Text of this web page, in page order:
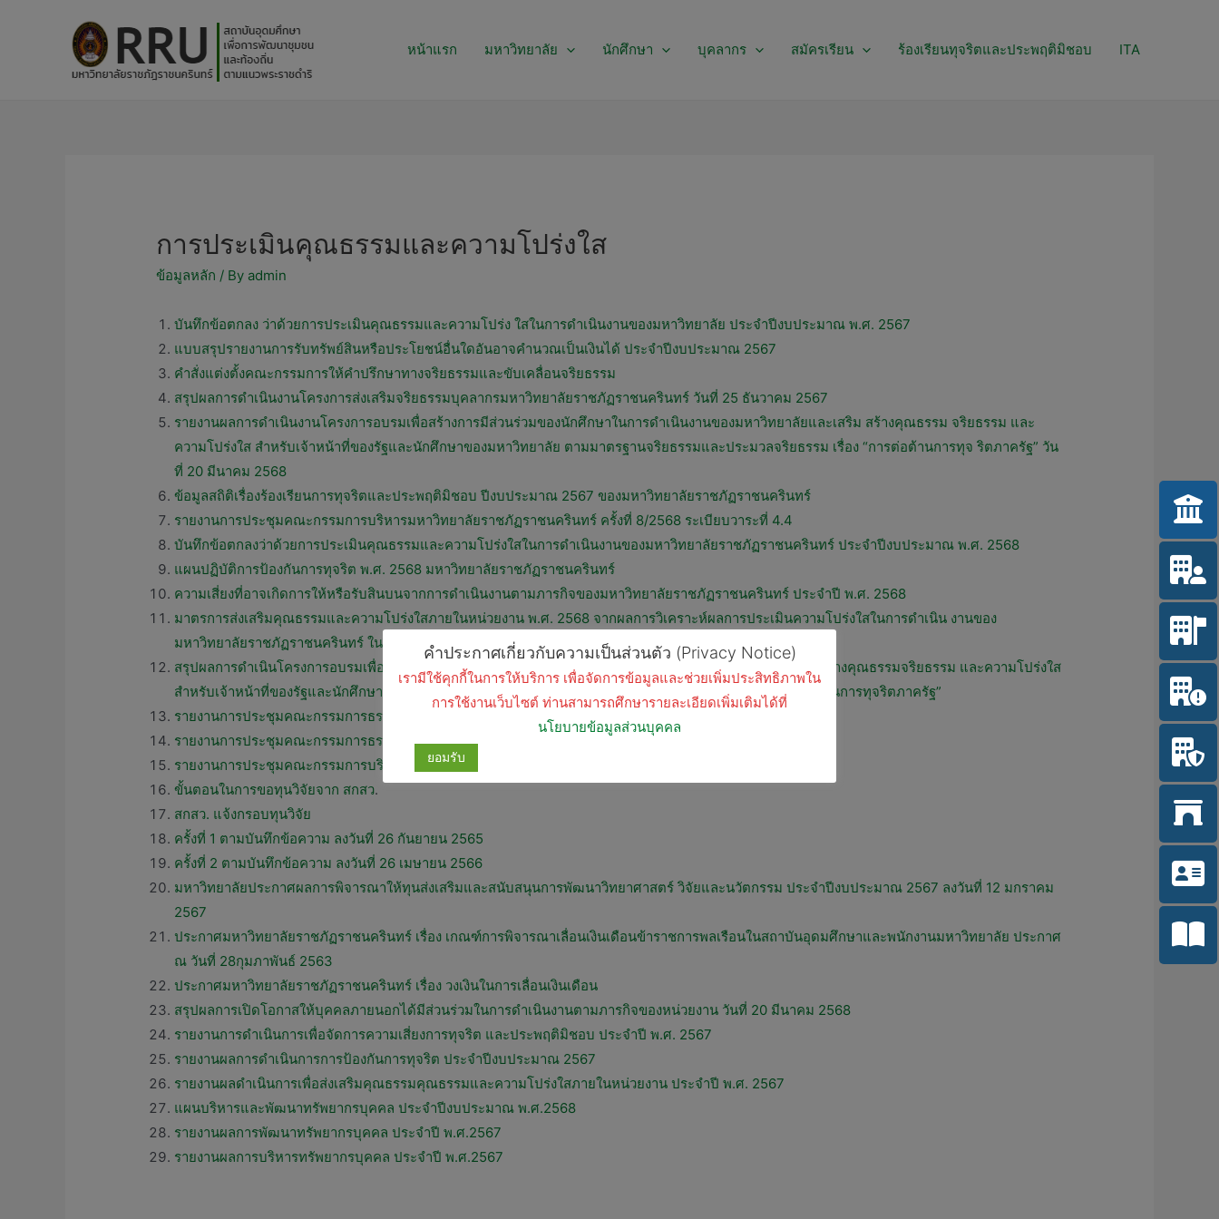
หน้าแรก มหาวิทยาลัย นักศึกษา บุคลากร สมัครเรียน ร้องเรียนทุจริตและประพฤติมิชอบ ITA
การประเมินคุณธรรมและความโปร่งใส
ข้อมูลหลัก / By admin
บันทึกข้อตกลง ว่าด้วยการประเมินคุณธรรมและความโปร่ง ใสในการดำเนินงานของมหาวิทยาลัย ประจำปีงบประมาณ พ.ศ. 2567
แบบสรุปรายงานการรับทรัพย์สินหรือประโยชน์อื่นใดอันอาจคำนวณเป็นเงินได้ ประจำปีงบประมาณ 2567
คำสั่งแต่งตั้งคณะกรรมการให้คำปรึกษาทางจริยธรรมและขับเคลื่อนจริยธรรม
สรุปผลการดำเนินงานโครงการส่งเสริมจริยธรรมบุคลากรมหาวิทยาลัยราชภัฏราชนครินทร์ วันที่ 25 ธันวาคม 2567
รายงานผลการดำเนินงานโครงการอบรมเพื่อสร้างการมีส่วนร่วมของนักศึกษาในการดำเนินงานของมหาวิทยาลัยและเสริม สร้างคุณธรรม จริยธรรม และ
ความโปร่งใส สำหรับเจ้าหน้าที่ของรัฐและนักศึกษาของมหาวิทยาลัย ตามมาตรฐานจริยธรรมและประมวลจริยธรรม เรื่อง “การต่อต้านการทุจ ริตภาครัฐ” วัน
ที่ 20 มีนาคม 2568
ข้อมูลสถิติเรื่องร้องเรียนการทุจริตและประพฤติมิชอบ ปีงบประมาณ 2567 ของมหาวิทยาลัยราชภัฏราชนครินทร์
รายงานการประชุมคณะกรรมการบริหารมหาวิทยาลัยราชภัฏราชนครินทร์ ครั้งที่ 8/2568 ระเบียบวาระที่ 4.4
บันทึกข้อตกลงว่าด้วยการประเมินคุณธรรมและความโปร่งใสในการดำเนินงานของมหาวิทยาลัยราชภัฏราชนครินทร์ ประจำปีงบประมาณ พ.ศ. 2568
แผนปฏิบัติการป้องกันการทุจริต พ.ศ. 2568 มหาวิทยาลัยราชภัฏราชนครินทร์
ความเสี่ยงที่อาจเกิดการให้หรือรับสินบนจากการดำเนินงานตามภารกิจของมหาวิทยาลัยราชภัฏราชนครินทร์ ประจำปี พ.ศ. 2568
มาตรการส่งเสริมคุณธรรมและความโปร่งใสภายในหน่วยงาน พ.ศ. 2568 จากผลการวิเคราะห์ผลการประเมินความโปร่งใสในการดำเนิน งานของ
มหาวิทยาลัยราชภัฏราชนครินทร์ ในปี พ.ศ. 2567
สรุปผลการดำเนินโครงการอบรมเพื่อสร้างการมีส่วนร่วมของนักศึกษาในการดำเนินงานของมหาวิทยาลัยและเสริมสร้างคุณธรรมจริยธรรม และความโปร่งใส
สำหรับเจ้าหน้าที่ของรัฐและนักศึกษาของมหาวิทยาลัยตามาตรฐานจริยธรรมและประมวลจริยธรรม เรื่อง “การต่อต้านการทุจริตภาครัฐ”
รายงานการประชุมคณะกรรมการธรรมาภิบาลและจริยธรรม มหาวิทยาลัยราชภัฏราชนครินทร์ ครั้งที่ 1/2567
รายงานการประชุมคณะกรรมการธรรมาภิบาลและจริยธรรม มหาวิทยาลัยราชภัฏราชนครินทร์ ครั้งที่ 2/2567
รายงานการประชุมคณะกรรมการบริหารมหาวิทยาลัย ครั้งที่ 8/2567 วันที่ 2 เมษายน 2567
ขั้นตอนในการขอทุนวิจัยจาก สกสว.
สกสว. แจ้งกรอบทุนวิจัย
ครั้งที่ 1 ตามบันทึกข้อความ ลงวันที่ 26 กันยายน 2565
ครั้งที่ 2 ตามบันทึกข้อความ ลงวันที่ 26 เมษายน 2566
มหาวิทยาลัยประกาศผลการพิจารณาให้ทุนส่งเสริมและสนับสนุนการพัฒนาวิทยาศาสตร์ วิจัยและนวัตกรรม ประจำปีงบประมาณ 2567 ลงวันที่ 12 มกราคม
2567
ประกาศมหาวิทยาลัยราชภัฏราชนครินทร์ เรื่อง เกณฑ์การพิจารณาเลื่อนเงินเดือนข้าราชการพลเรือนในสถาบันอุดมศึกษาและพนักงานมหาวิทยาลัย ประกาศ
ณ วันที่ 28กุมภาพันธ์ 2563
ประกาศมหาวิทยาลัยราชภัฏราชนครินทร์ เรื่อง วงเงินในการเลื่อนเงินเดือน
สรุปผลการเปิดโอกาสให้บุคคลภายนอกได้มีส่วนร่วมในการดำเนินงานตามภารกิจของหน่วยงาน วันที่ 20 มีนาคม 2568
รายงานการดำเนินการเพื่อจัดการความเสี่ยงการทุจริต และประพฤติมิชอบ ประจำปี พ.ศ. 2567
รายงานผลการดำเนินการการป้องกันการทุจริต ประจำปีงบประมาณ 2567
รายงานผลดำเนินการเพื่อส่งเสริมคุณธรรมคุณธรรมและความโปร่งใสภายในหน่วยงาน ประจำปี พ.ศ. 2567
แผนบริหารและพัฒนาทรัพยากรบุคคล ประจำปีงบประมาณ พ.ศ.2568
รายงานผลการพัฒนาทรัพยากรบุคคล ประจำปี พ.ศ.2567
รายงานผลการบริหารทรัพยากรบุคคล ประจำปี พ.ศ.2567
คำประกาศเกี่ยวกับความเป็นส่วนตัว (Privacy Notice)
เรามีใช้คุกกี้ในการให้บริการ เพื่อจัดการข้อมูลและช่วยเพิ่มประสิทธิภาพใน
การใช้งานเว็บไซต์ ท่านสามารถศึกษารายละเอียดเพิ่มเติมได้ที่
นโยบายข้อมูลส่วนบุคคล
ยอมรับ